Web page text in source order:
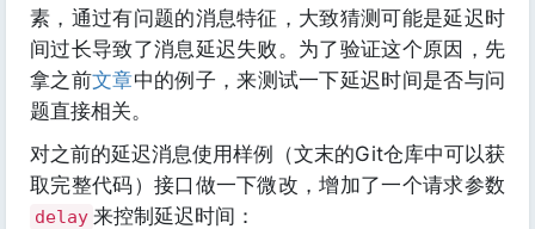
素，通过有问题的消息特征，大致猜测可能是延迟时
间过长导致了消息延迟失败。为了验证这个原因，先
拿之前文章中的例子，来测试一下延迟时间是否与问
题直接相关。
对之前的延迟消息使用样例（文末的Git仓库中可以获
取完整代码）接口做一下微改，增加了一个请求参数
delay 来控制延迟时间：